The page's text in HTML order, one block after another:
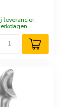
leverancier,